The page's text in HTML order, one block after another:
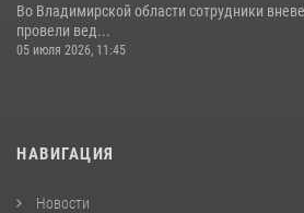
Во Владимирской области сотрудники
провели вед...
05 июля 2026, 11:45
НАВИГАЦИЯ
Новости